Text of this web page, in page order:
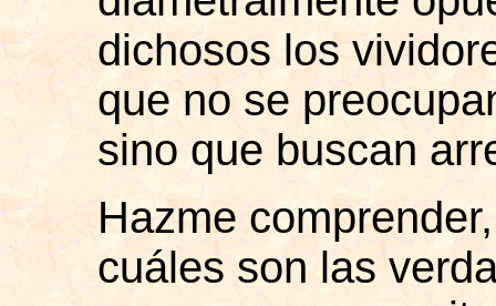
dichosos los
que no se
sino que buscan
Hazme
cuáles son las